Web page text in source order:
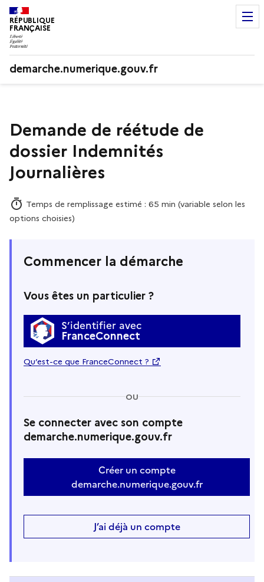
RÉPUBLIQUE
FRANÇAISE
demarche.numerique.gouv.fr
Demande de réétude de
dossier Indemnités
Journalières
Temps de remplissage estimé : 65 min (variable selon les
options choisies)
Commencer la démarche
Vous êtes un particulier ?
S’identifier avec
FranceConnect
Qu’est-ce que FranceConnect ?
OU
Se connecter avec son compte
demarche.numerique.gouv.fr
Créer un compte
demarche.numerique.gouv.fr
J’ai déjà un compte